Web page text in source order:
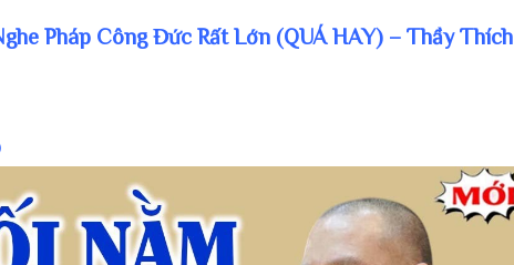
Pháp Công Đức Rất Lớn (QUÁ HAY) – Thầy Thích